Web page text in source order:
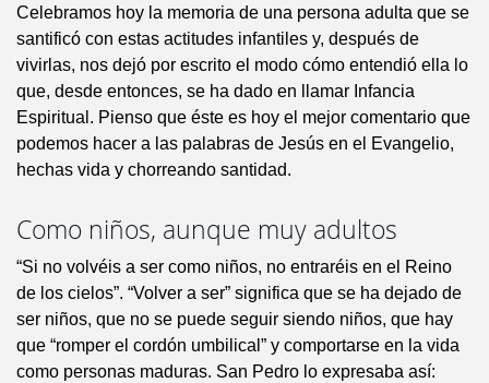
Celebramos hoy la memoria de una persona adulta que se
santificó con estas actitudes infantiles y, después de
vivirlas, nos dejó por escrito el modo cómo entendió ella lo
que, desde entonces, se ha dado en llamar Infancia
Espiritual. Pienso que éste es hoy el mejor comentario que
podemos hacer a las palabras de Jesús en el Evangelio,
hechas vida y chorreando santidad.
Como niños, aunque muy adultos
“Si no volvéis a ser como niños, no entraréis en el Reino
de los cielos”. “Volver a ser” significa que se ha dejado de
ser niños, que no se puede seguir siendo niños, que hay
que “romper el cordón umbilical” y comportarse en la vida
como personas maduras. San Pedro lo expresaba así: